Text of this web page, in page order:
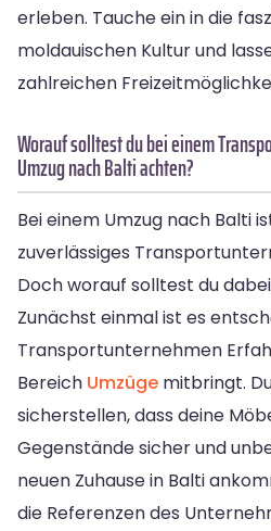
erleben. Tauche ein in die
moldauischen Kultur und
zahlreichen
Worauf solltest du bei einem
Umzug nach Balti achten?
Bei einem Umzug nach Balti
zuverlässiges
Doch worauf solltest du
Zunächst einmal ist es
Transportunternehmen
Bereich Umzüge mitbringt.
sicherstellen, dass deine
Gegenstände sicher und
neuen Zuhause in Balti
die Referenzen des